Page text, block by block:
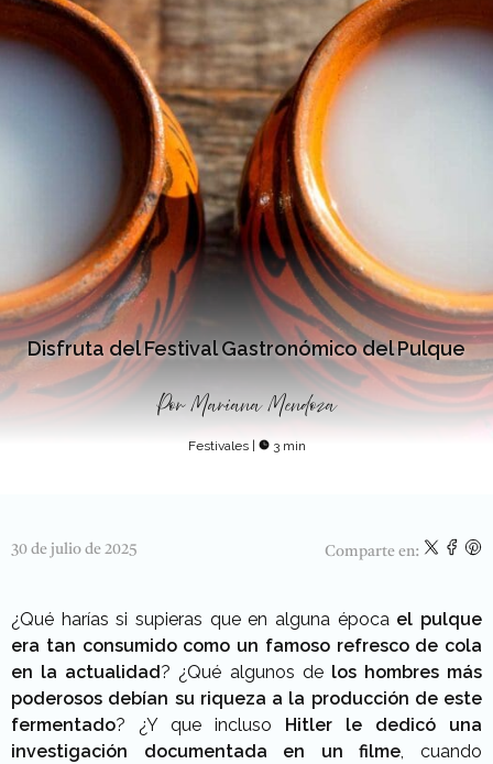
Disfruta del Festival Gastronómico del Pulque
Por Mariana Mendoza
Festivales 3 min
30 de julio de 2025 Comparte en:
¿Qué harías si supieras que en alguna época el pulque
era tan consumido como un famoso refresco de cola
en la actualidad? ¿Qué algunos de los hombres más
poderosos debían su riqueza a la producción de este
fermentado? ¿Y que incluso
Hitler le dedicó una
investigación documentada en un filme, cuando